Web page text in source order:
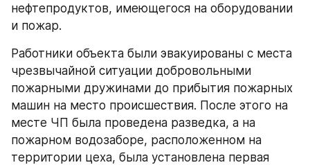
нефтепродуктов, имеющегося на оборудовании
и пожар.
Работники объекта были эвакуированы с места
чрезвычайной ситуации добровольными
пожарными дружинами до прибытия пожарных
машин на место происшествия. После этого на
месте ЧП была проведена разведка, а на
пожарном водозаборе, расположенном на
территории цеха, была установлена первая